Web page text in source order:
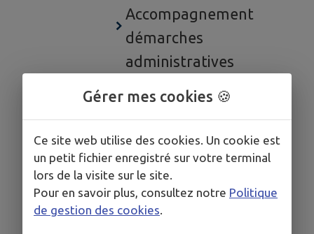
Accompagnement
démarches
administratives
Frontaliers : pensez à
Interdiction de fumer
aux abords des écoles
Les déchetteries
Liens utiles
Gérer mes cookies 🍪
Ce site web utilise des cookies. Un cookie est
un petit fichier enregistré sur votre terminal
lors de la visite sur le site.
Pour en savoir plus, consultez notre Politique
de gestion des cookies.